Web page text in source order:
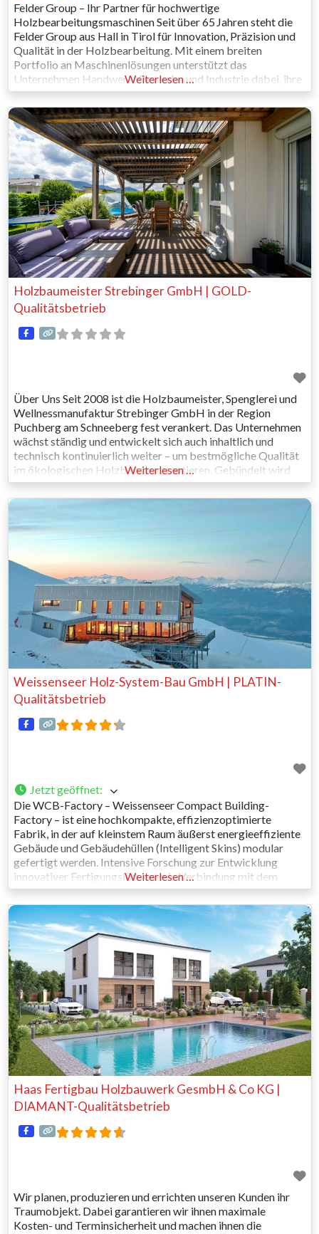
Felder Group – Ihr Partner für hochwertige
Holzbearbeitungsmaschinen Seit über 65 Jahren steht die
Felder Group aus Hall in Tirol für Innovation, Präzision und
Qualität in der Holzbearbeitung. Mit einem breiten
Portfolio an Maschinenlösungen unterstützt das
Unternehmen Handwerk, Gewerbe und Industrie dabei, ihre
Projekte effizient, präzise und kreativ umzusetzen. Unter
dem Dach der Felder Group arbeiten die Marken FELDER,
FORMAT4, HAMMER und MAYER Hand
Weiterlesen …
Holzbaumeister Strebinger GmbH | GOLD-
Qualitätsbetrieb
Über Uns Seit 2008 ist die Holzbaumeister, Spenglerei und
Wellnessmanufaktur Strebinger GmbH in der Region
Puchberg am Schneeberg fest verankert. Das Unternehmen
wächst ständig und entwickelt sich auch inhaltlich und
technisch kontinuierlich weiter – um bestmögliche Qualität
im ökologischen Holzbau zu garantieren. Gebündelt wird
das Know-how von rund 30 Mitarbeitern und zwar
generationenübergreifend. Professionelles Arbeiten am
neuesten Stand der Technik
Weiterlesen …
Weissenseer Holz-System-Bau GmbH | PLATIN-
Qualitätsbetrieb
Jetzt geöffnet:
Die WCB-Factory – Weissenseer Compact Building-
Factory – ist eine hochkompakte, effizienzoptimierte
Fabrik, in der auf kleinstem Raum äußerst energieeffiziente
Gebäude und Gebäudehüllen (Intelligent Skins) modular
gefertigt werden. Intensive Forschung zur Entwicklung
innovativer Fertigungslösungen in Verbindung mit dem
Baustoff Holz war der Schlüssel zu dieser Neuheit. Ein
durchgängig nachhaltiges Konzept, das weltweit Beachtung
findet. Nachfrage stark steigend, da die WCB-Factory
überall
Weiterlesen …
Haas Fertigbau Holzbauwerk GesmbH & Co KG |
DIAMANT-Qualitätsbetrieb
Wir planen, produzieren und errichten unseren Kunden ihr
Traumobjekt. Dabei garantieren wir ihnen maximale
Kosten- und Terminsicherheit und machen ihnen die